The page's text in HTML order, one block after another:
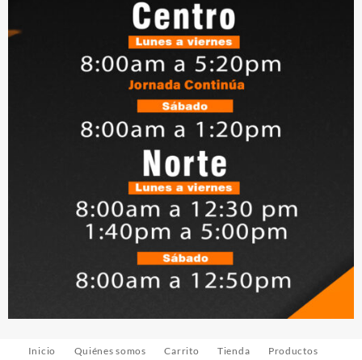
Inicio Quiénes somos Carrito Tienda Productos